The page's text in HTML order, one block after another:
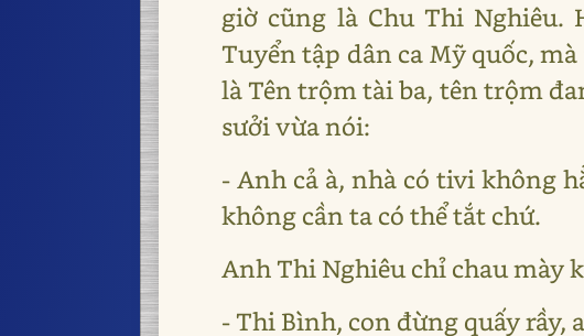
giờ cũng là Chu Thi
Tuyển tập dân ca Mỹ quốc,
là Tên trộm tài ba, tên trộm
sưởi vừa nói:
- Anh cả à, nhà có tivi không
không cần ta có thể tắt chứ.
Anh Thi Nghiêu chỉ chau mày
- Thi Bình, con đừng quấy rầy,